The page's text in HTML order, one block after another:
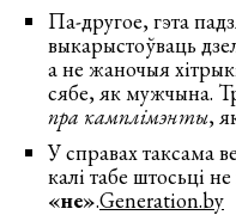
Па-другое, гэта
выкарыстоўваць
а не жаночыя
сябе, як мужчына.
пра камплімэнты,
У справах таксама
калі табе штосьці
«не».Generation.by